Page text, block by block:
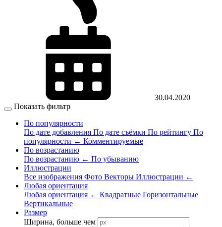
30.04.2020
Показать фильтр
По популярности
По дате добавления По дате съёмки По рейтингу По
популярности ← Комментируемые
По возрастанию
По возрастанию ← По убыванию
Иллюстрации
Все изображения Фото Векторы Иллюстрации ←
Любая ориентация
Любая ориентация ← Квадратные Горизонтальные
Вертикальные
Размер
Ширина, больше чем